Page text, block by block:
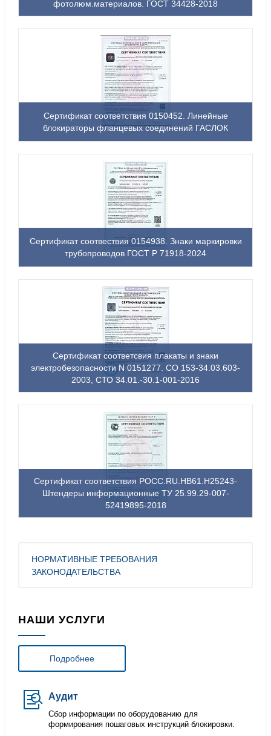
фотолюм.материалов. ГОСТ 34428-2018
Сертификат соответствия 0150452. Линейные
блокираторы фланцевых соединений ГАСЛОК
Сертификат соотвествия 0154938. Знаки маркировки
трубопроводов ГОСТ Р 71918-2024
Сертификат соответсвия плакаты и знаки
электробезопасности N 0151277. СО 153-34.03.603-
2003, СТО 34.01.-30.1-001-2016
Сертификат соответствия РОСС.RU.НВ61.Н25243-
Штендеры информационные ТУ 25.99.29-007-
52419895-2018
НОРМАТИВНЫЕ ТРЕБОВАНИЯ
ЗАКОНОДАТЕЛЬСТВА
НАШИ УСЛУГИ
Подробнее
Аудит
Сбор информации по оборудованию для
формирования пошаговых инструкций блокировки.